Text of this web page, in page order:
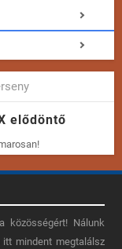
elődöntő
közösségért! Nálunk
mindent megtalálsz